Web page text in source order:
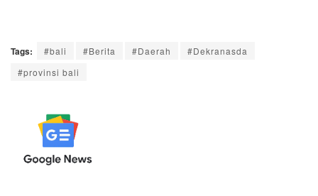
Tags: #bali #Berita #Daerah
#Dekranasda
#provinsi bali